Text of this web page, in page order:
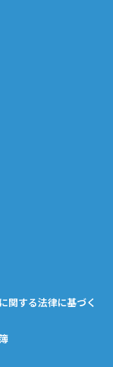
関する法律に基づく